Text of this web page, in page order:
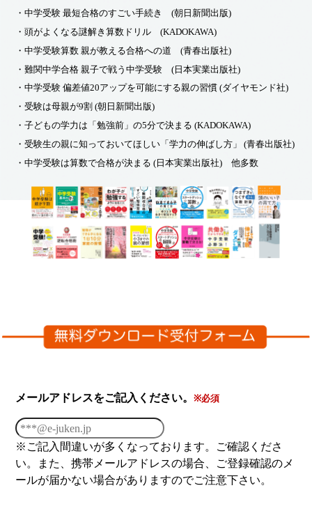
・中学受験 最短合格のすごい手続き (朝日新聞出版)
・頭がよくなる謎解き算数ドリル (KADOKAWA)
・中学受験算数 親が教える合格への道 (青春出版社)
・難関中学合格 親子で戦う中学受験 (日本実業出版社)
・中学受験 偏差値20アップを可能にする親の習慣 (ダイヤモンド社)
・受験は母親が9割 (朝日新聞出版)
・子どもの学力は「勉強前」の5分で決まる (KADOKAWA)
・受験生の親に知っておいてほしい「学力の伸ばし方」 (青春出版社)
・中学受験は算数で合格が決まる (日本実業出版社) 他多数
メールアドレスをご記入ください。※必須
※ご記入間違いが多くなっております。ご確認くださ
い。また、携帯メールアドレスの場合、ご登録確認のメ
ールが届かない場合がありますのでご注意下さい。